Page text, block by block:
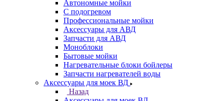
Автономные мойки
С подогревом
Профессиональные мойки
Аксессуары для АВД
Запчасти для АВД
Моноблоки
Бытовые мойки
Нагревательные блоки бойлеры
Запчасти нагревателей воды
Аксессуары для моек ВД
Назад